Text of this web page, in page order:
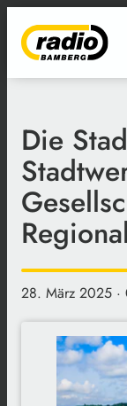
Die
28. März 2025